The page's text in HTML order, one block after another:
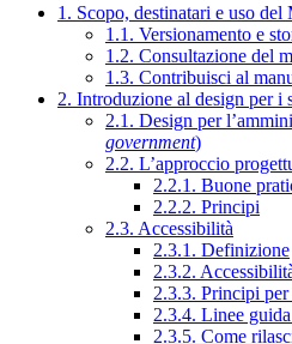
1. Scopo, destinatari e uso
1.1. Versionamento e
1.2. Consultazione del
1.3. Contribuisci al
2. Introduzione al design per
2.1. Design per
government)
2.2. L’approccio
2.2.1. Buone
2.2.2. Principi
2.3. Accessibilità
2.3.1. Definizione
2.3.2.
2.3.3. Principi per
2.3.4. Linee
2.3.5. Come